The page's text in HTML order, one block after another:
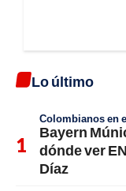
Lo último
Colombianos en
Bayern
dónde ver
Díaz